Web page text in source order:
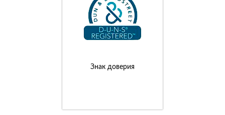
Знак доверия